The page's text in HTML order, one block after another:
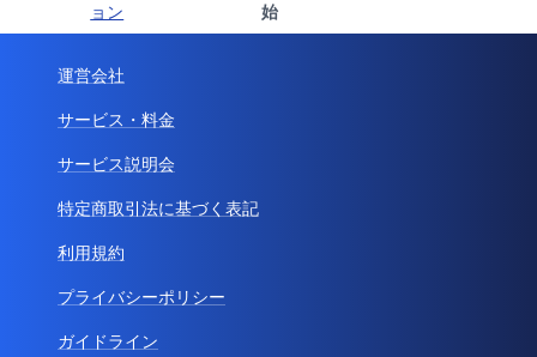
ョン
始
運営会社
サービス・料金
サービス説明会
特定商取引法に基づく表記
利用規約
プライバシーポリシー
ガイドライン